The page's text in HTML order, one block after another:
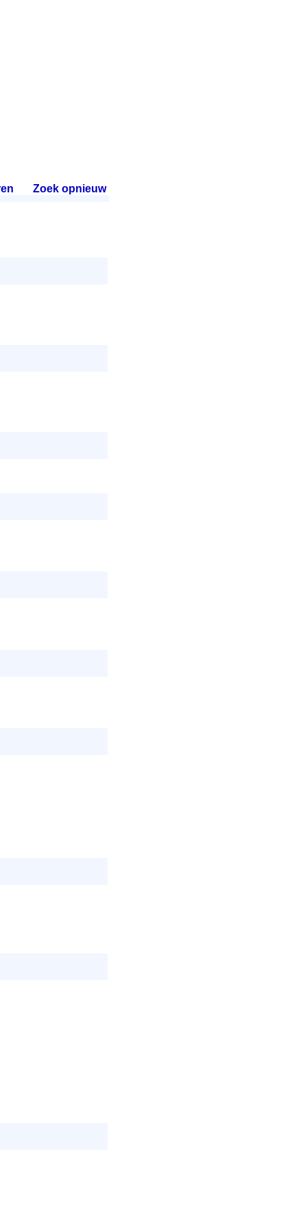
Zoek opnieuw.